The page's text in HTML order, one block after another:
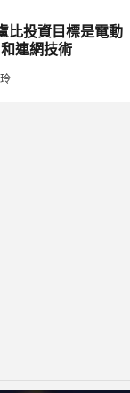
比投資目標是電動
連網技術